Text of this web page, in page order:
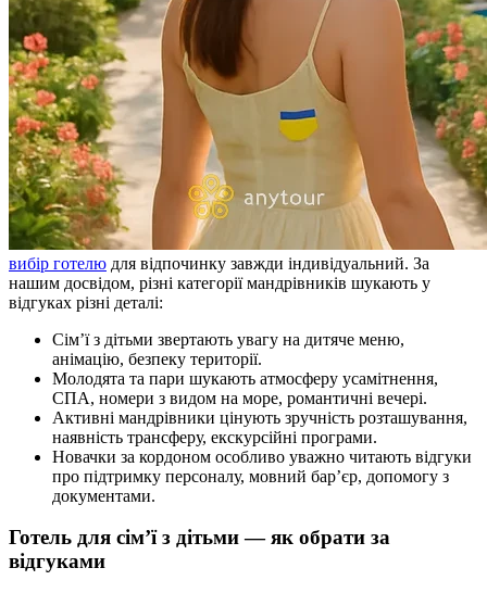
вибір готелю для відпочинку завжди індивідуальний. За
нашим досвідом, різні категорії мандрівників шукають у
відгуках різні деталі:
Сім’ї з дітьми звертають увагу на дитяче меню,
анімацію, безпеку території.
Молодята та пари шукають атмосферу усамітнення,
СПА, номери з видом на море, романтичні вечері.
Активні мандрівники цінують зручність розташування,
наявність трансферу, екскурсійні програми.
Новачки за кордоном особливо уважно читають відгуки
про підтримку персоналу, мовний бар’єр, допомогу з
документами.
Готель для сім’ї з дітьми — як обрати за
відгуками